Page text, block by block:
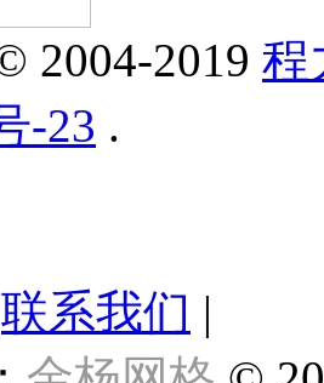
2004-2019 程
-23 .
联系我们 |